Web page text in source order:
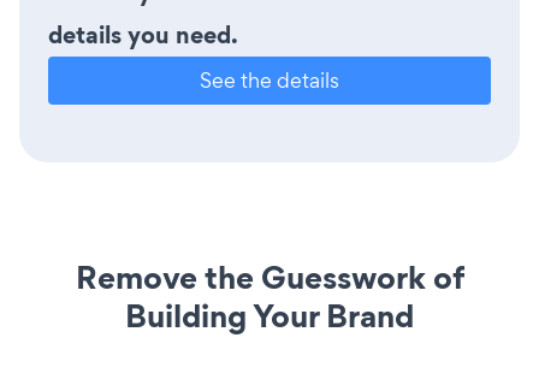
details you need.
See the details
Remove the Guesswork of
Building Your Brand